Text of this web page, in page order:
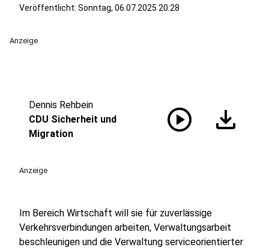
Veröffentlicht: Sonntag, 06.07.2025 20:28
Anzeige
Dennis Rehbein
CDU Sicherheit und
Migration
play_circle download
Anzeige
Im Bereich Wirtschaft will sie für zuverlässige
Verkehrsverbindungen arbeiten, Verwaltungsarbeit
beschleunigen und die Verwaltung serviceorientierter